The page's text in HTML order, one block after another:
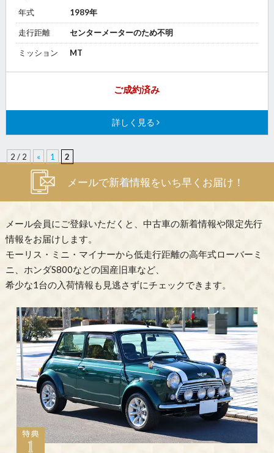
年式 1989年
走行距離 センターメーターのため不明
ミッション MT
ご成約済み
詳しく見る
2 / 2 « 1 2
メールで新着情報をいち早くお届け！
メール会員にご登録いただくと、中古車の新着情報や限定先行
情報をお届けします。
モーリス・ミニ・マイナーから低走行距離の高年式ローバーミ
ニ、ホンダS800などの国産旧車など、
希少な1台の入荷情報も見逃さずにチェックできます。